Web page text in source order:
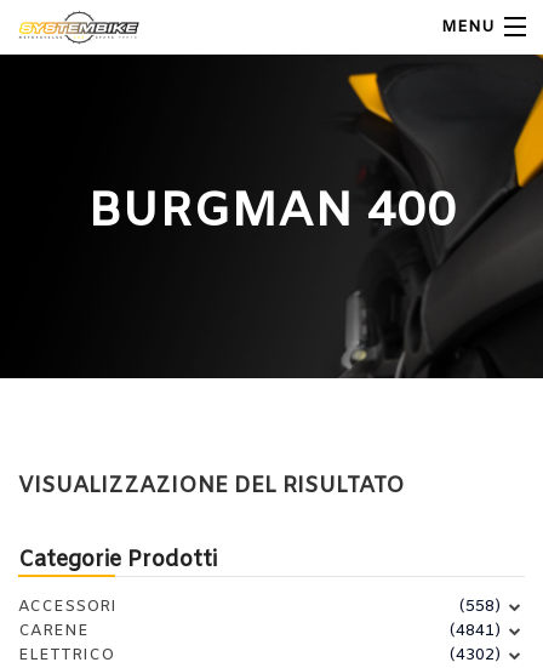
MENU
Shop MotoBURGMAN 400
Categorie Prodotti
ACCESSORI
(558)
CARENE
(4841)
ELETTRICO
(4302)
VISUALIZZAZIONE DEL RISULTATO